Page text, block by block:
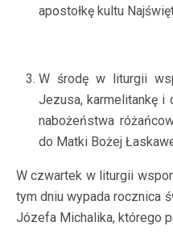
apostołkę kultu
W środę w liturgii
Jezusa, karmelitankę i
nabożeństwa
do Matki Bożej
W czwartek w liturgii
tym dniu wypada rocznica
Józefa Michalika, którego